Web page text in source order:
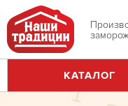
Jump
to
navigation
Главное
КАТАЛОГ